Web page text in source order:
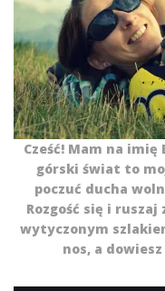
Cześć! Mam na imię
górski świat to
poczuć ducha
Rozgość się i
wytyczonym
nos, a